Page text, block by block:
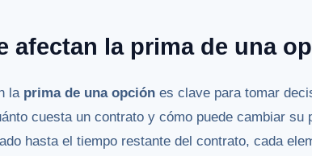
afectan la prima de una
la prima de una opción es clave para tomar
cuesta un contrato y cómo puede cambiar su
hasta el tiempo restante del contrato, cada